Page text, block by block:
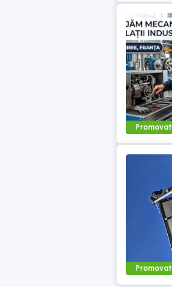
Promovat
Promovat